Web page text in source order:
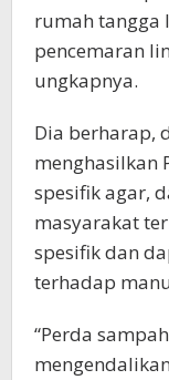
rumah tangga
pencemaran
ungkapnya.
Dia berharap,
menghasilkan
spesifik agar,
masyarakat
spesifik dan
terhadap
“Perda